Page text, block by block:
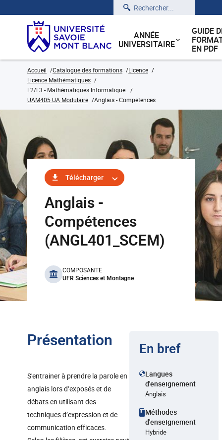
Rechercher
ANNÉE
UNIVERSITAIRE
GUIDE
EN PDF
Accueil Catalogue des formations
Licence
Licence Mathématiques
L2/L3 - Mathématiques Informatique
UAM405 UA Modulaire
Anglais - Compétences
Télécharger
Anglais -
Compétences
(ANGL401_SCEM)
benefits
COMPOSANTE
UFR Sciences et Montagne
Présentation
S'entrainer à prendre la parole en
anglais lors d’exposés et de
débats en utilisant des
techniques d’expression et de
communication efficaces.
En bref
Langues
d'enseignement
Anglais
Méthodes
d'enseignement
Hybride